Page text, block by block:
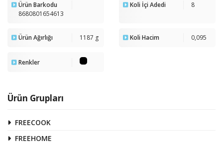
Ürün Grupları
FREECOOK
FREEHOME
Ürün Barkodu
8680801654613
Koli İçi Adedi 8
Ürün Ağırlığı 1187 g Koli Hacim 0,095
Renkler